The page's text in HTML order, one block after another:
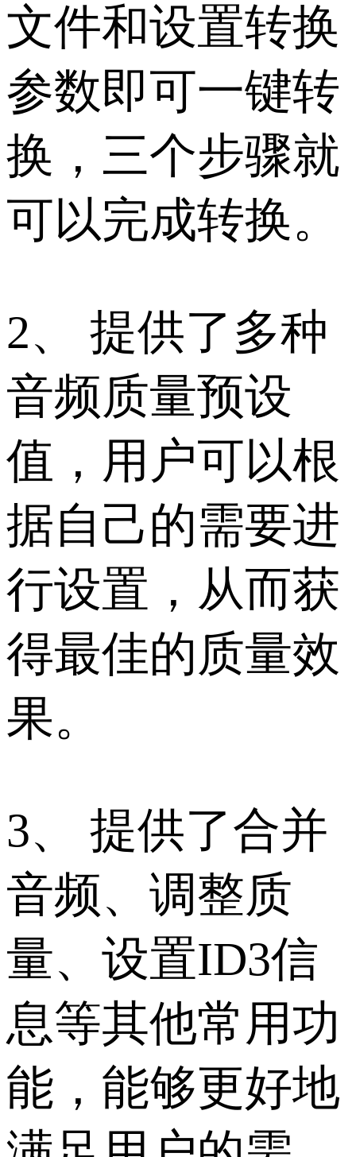
文件和设置转换
参数即可一键转
换，三个步骤就
可以完成转换。
2、 提供了多种
音频质量预设
值，用户可以根
据自己的需要进
行设置，从而获
得最佳的质量效
果。
3、 提供了合并
音频、调整质
量、设置ID3信
息等其他常用功
能，能够更好地